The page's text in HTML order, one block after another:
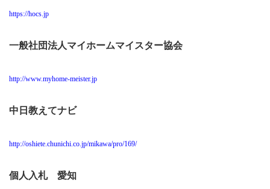
https://hocs.jp
一般社団法人マイホームマイスター協会
http://www.myhome-meister.jp
中日教えてナビ
http://oshiete.chunichi.co.jp/mikawa/pro/169/
個人入札 愛知